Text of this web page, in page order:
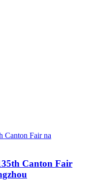
Canton Fair